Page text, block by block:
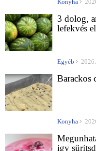
Konyha
3 dolog,
lefekvés
Egyéb
Barackos
Konyha
így